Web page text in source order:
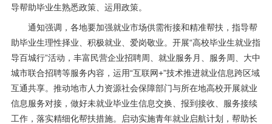
导帮助毕业生熟悉政策、运用政策。
通知强调，各地要加强就业市场供需衔接和精准帮扶，指导帮
助毕业生理性择业、积极就业、爱岗敬业。开展“高校毕业生就业指
导百城行”活动，丰富民营企业招聘周、就业服务月、服务周、大中
城市联合招聘等服务内容，运用“互联网+”技术推进就业信息跨区域
互通共享。推动地市人力资源社会保障部门与所在地高校开展就业
信息服务对接，做好未就业毕业生信息交换、报到接收、服务接续
工作，落实精细化帮扶措施。启动实施青年就业启航计划，帮助长